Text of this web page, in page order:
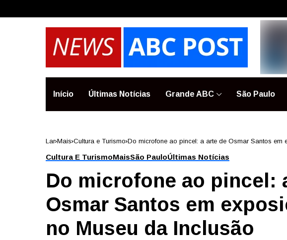
Início Últimas Notícias Grande ABC São Paulo
Lar Mais Cultura e Turismo Do microfone ao pincel: a arte de Osmar Santos
Cultura E TurismoMaisSão PauloÚltimas Notícias
Do microfone ao pincel:
Osmar Santos em
no Museu da Inclusão